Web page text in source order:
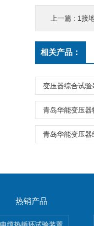
上一篇 : 1接
相关产品：
变压器综合试
青岛华能变压
青岛华能变压
热销产品